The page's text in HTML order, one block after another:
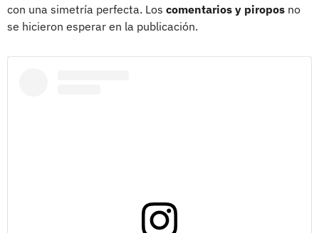
con una simetría perfecta. Los comentarios y piropos no
se hicieron esperar en la publicación.